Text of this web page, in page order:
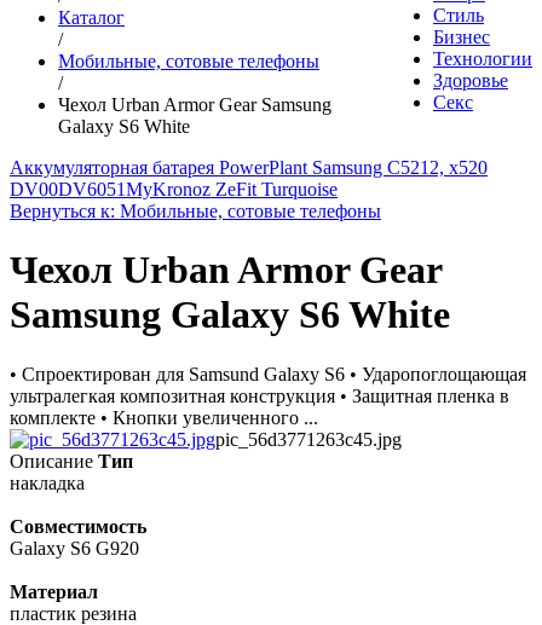
Стиль
Бизнес
Технологии
Здоровье
Секс
Каталог
/
Мобильные, сотовые телефоны
/
Чехол Urban Armor Gear Samsung
Galaxy S6 White
Аккумуляторная батарея PowerPlant Samsung C5212, x520
DV00DV6051MyKronoz ZeFit Turquoise
Вернуться к: Мобильные, сотовые телефоны
Чехол Urban Armor Gear
Samsung Galaxy S6 White
• Спроектирован для Samsund Galaxy S6 • Ударопоглощающая
ультралегкая композитная конструкция • Защитная пленка в
комплекте • Кнопки увеличенного ...
pic_56d3771263c45.jpg
Описание Тип
накладка
Совместимость
Galaxy S6 G920
Материал
пластик резина